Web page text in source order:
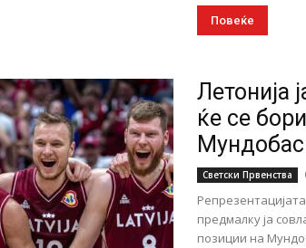
Повеќе
Летонија
ќе се
Светски Првенства
предмалку ја
позиции на